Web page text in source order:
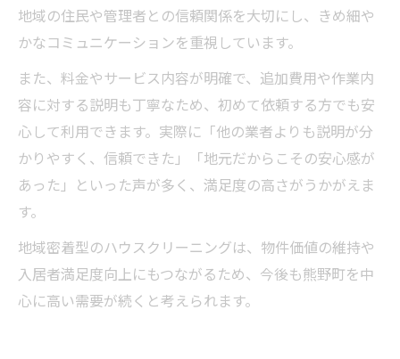
地域の住民や管理者との信頼関係を大切にし、きめ細や
かなコミュニケーションを重視しています。
また、料金やサービス内容が明確で、追加費用や作業内
容に対する説明も丁寧なため、初めて依頼する方でも安
心して利用できます。実際に「他の業者よりも説明が分
かりやすく、信頼できた」「地元だからこその安心感が
あった」といった声が多く、満足度の高さがうかがえま
す。
地域密着型のハウスクリーニングは、物件価値の維持や
入居者満足度向上にもつながるため、今後も熊野町を中
心に高い需要が続くと考えられます。